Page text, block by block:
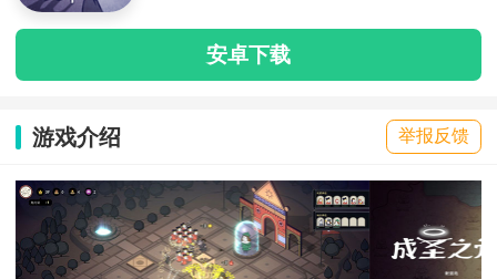
安卓下载
游戏介绍 举报反馈